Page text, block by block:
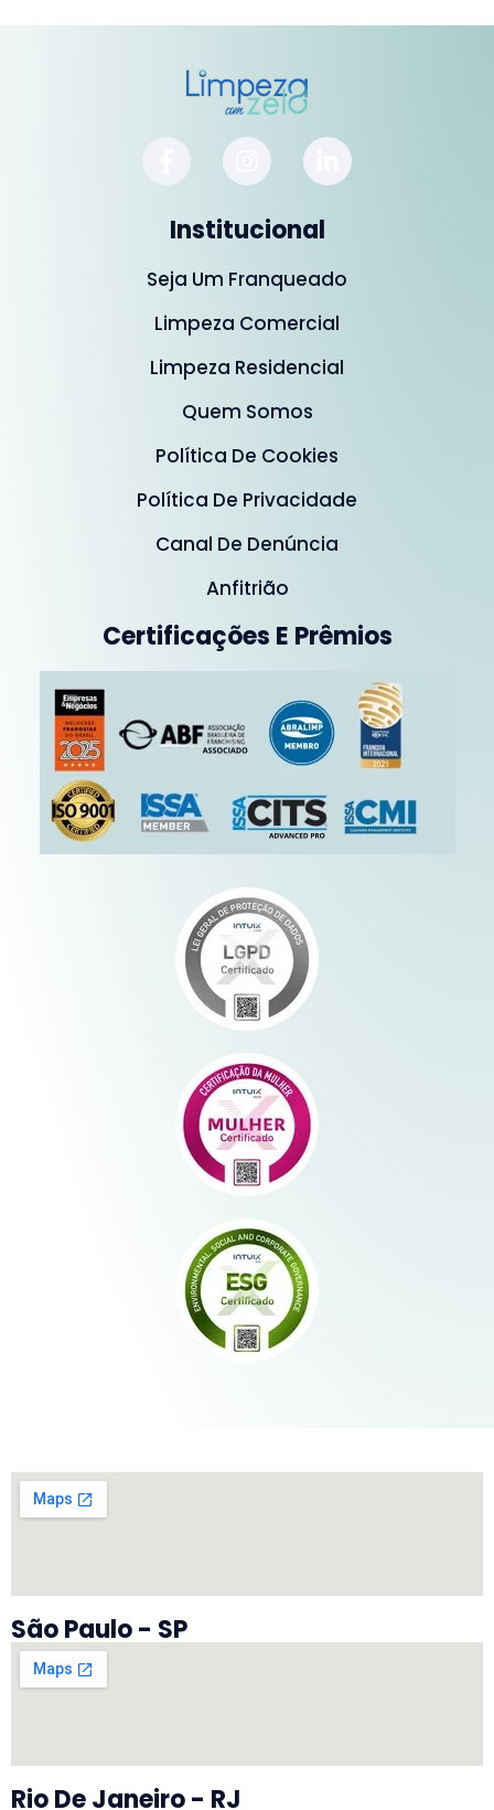
Institucional
Seja Um Franqueado
Limpeza Comercial
Limpeza Residencial
Quem Somos
Política De Cookies
Política De Privacidade
Canal De Denúncia
Anfitrião
Certificações E Prêmios
São Paulo - SP
Rio De Janeiro - RJ